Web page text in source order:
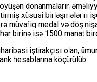
donanmaların
xüsusi birləşmələrin
müvafiq medal və döş
birinə isə 1500 manat
iştirakçısı olan,
hesablarına köçürülüb.